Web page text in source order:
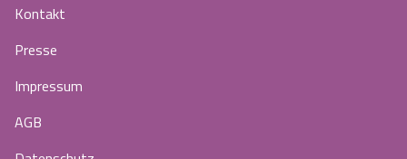
Kontakt
Presse
Impressum
AGB